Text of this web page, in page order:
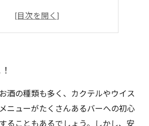
デザートタイムにぴったり！
酒の種類も多く、カクテルやウイス
ニューがたくさんあるバーへの初心
ることもあるでしょう。しかし、安